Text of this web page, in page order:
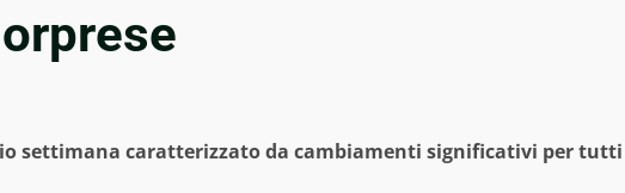
settimana caratterizzato da cambiamenti significativi per